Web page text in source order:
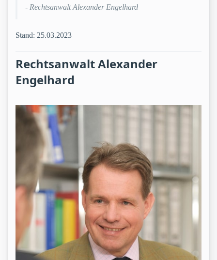
- Rechtsanwalt Alexander Engelhard
Stand: 25.03.2023
Rechtsanwalt Alexander
Engelhard